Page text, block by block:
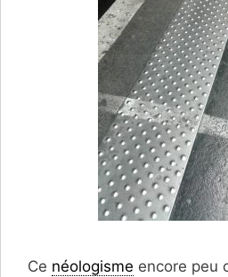
Ce néologisme encore peu